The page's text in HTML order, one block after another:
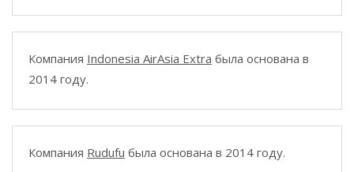
Компания Indonesia AirAsia Extra была основана в
2014 году.
Компания Rudufu была основана в 2014 году.